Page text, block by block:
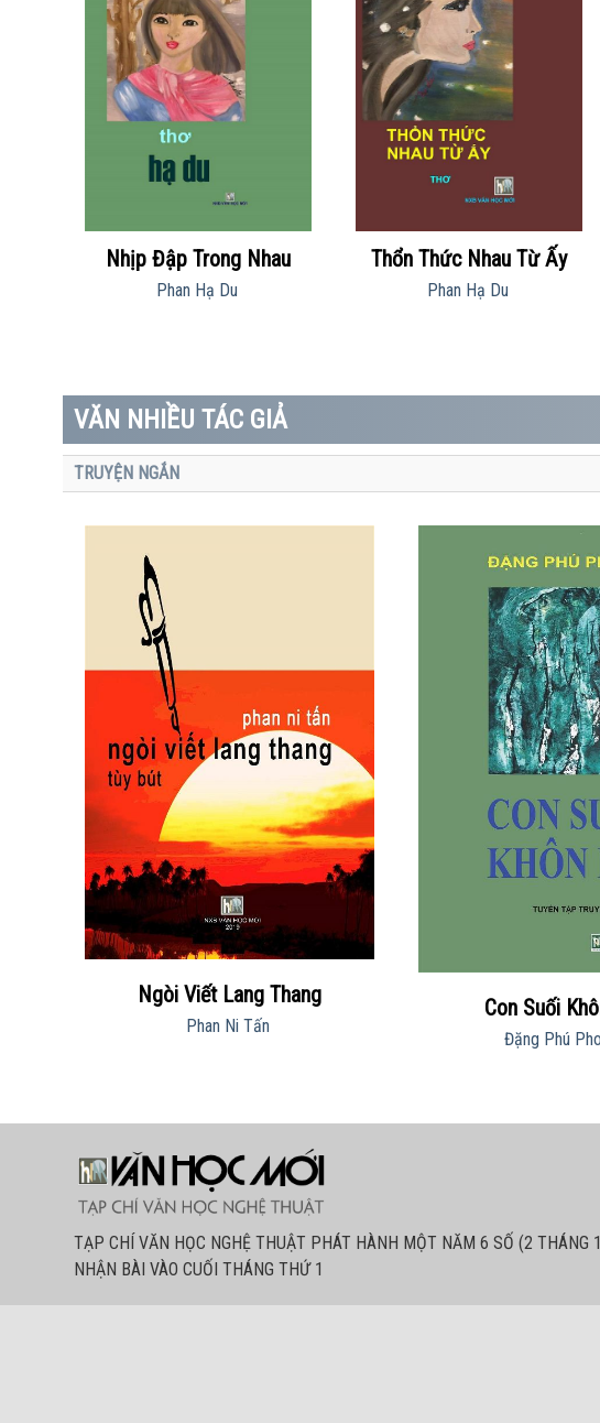
Nhịp Đập Trong Nhau
Phan Hạ Du
Thổn Thức Nhau Từ Ấy
Phan Hạ Du
VĂN NHIỀU TÁC GIẢ
TRUYỆN NGẮN
Ngòi Viết Lang Thang
Phan Ni Tấn
Con Suối
Đặng Phú
TẠP CHÍ VĂN HỌC NGHỆ THUẬT PHÁT HÀNH MỘT NĂM 6 SỐ (2 THÁNG
NHẬN BÀI VÀO CUỐI THÁNG THỨ 1